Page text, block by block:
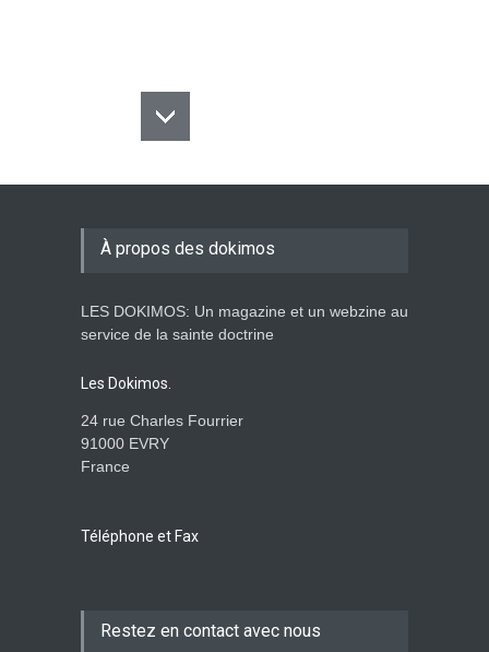
À propos des dokimos
LES DOKIMOS: Un magazine et un webzine au
service de la sainte doctrine
Les Dokimos.
24 rue Charles Fourrier
91000 EVRY
France
Téléphone et Fax
Restez en contact avec nous